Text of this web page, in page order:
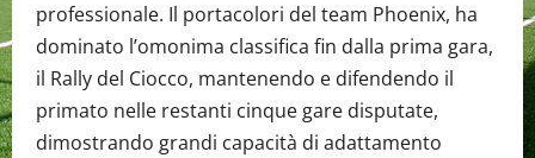
professionale. Il portacolori del team Phoenix, ha
dominato l’omonima classifica fin dalla prima gara,
il Rally del Ciocco, mantenendo e difendendo il
primato nelle restanti cinque gare disputate,
dimostrando grandi capacità di adattamento